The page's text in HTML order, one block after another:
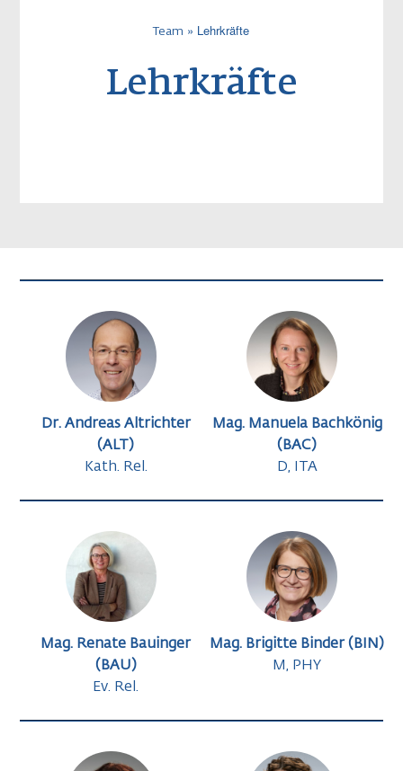
Team Lehrkräfte
Lehrkräfte
Dr. Andreas Altrichter
(ALT)
Kath. Rel.
Mag. Manuela Bachkönig
(BAC)
D, ITA
Mag. Renate Bauinger
(BAU)
Ev. Rel.
Mag. Brigitte Binder (BIN)
M, PHY